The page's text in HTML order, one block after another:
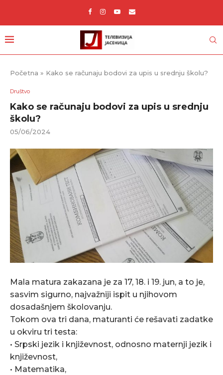
Početna » Kako se računaju bodovi za upis u srednju školu?
Društvo
Kako se računaju bodovi za upis u srednju
školu?
05/06/2024
Mala matura zakazana je za 17, 18. i 19. jun, a to je,
sasvim sigurno, najvažniji ispit u njihovom
dosadašnjem školovanju.
Tokom ova tri dana, maturanti će rešavati zadatke
u okviru tri testa:
• Srpski jezik i književnost, odnosno maternji jezik i
književnost,
• Matematika,